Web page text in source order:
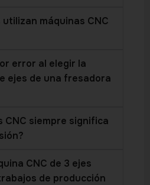
máquinas CNC
error al elegir la
ejes de una fresadora
CNC siempre significa
CNC de 3 ejes
de producción